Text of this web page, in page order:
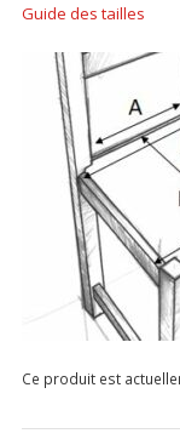
Guide des tailles
Ce produit est